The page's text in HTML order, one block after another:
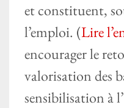
et constituent,
l’emploi. (Lire
encourager le
valorisation des
sensibilisation à